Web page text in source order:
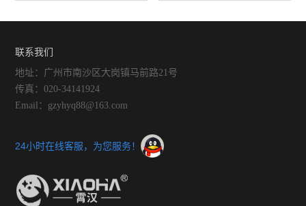
联系我们
地址：广州市南沙区大岗镇马前路21号
传真：020-34141924
Email：gzyhyq88@163.com
24小时在线客服，为您服务！